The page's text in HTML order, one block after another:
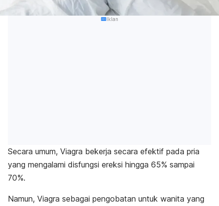
Iklan
Secara umum, Viagra bekerja secara efektif pada pria
yang mengalami disfungsi ereksi hingga 65% sampai
70%.
Namun, Viagra sebagai pengobatan untuk wanita yang